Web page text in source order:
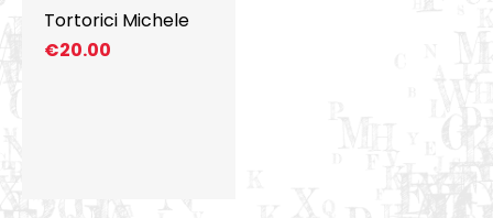
Tortorici Michele
€20.00